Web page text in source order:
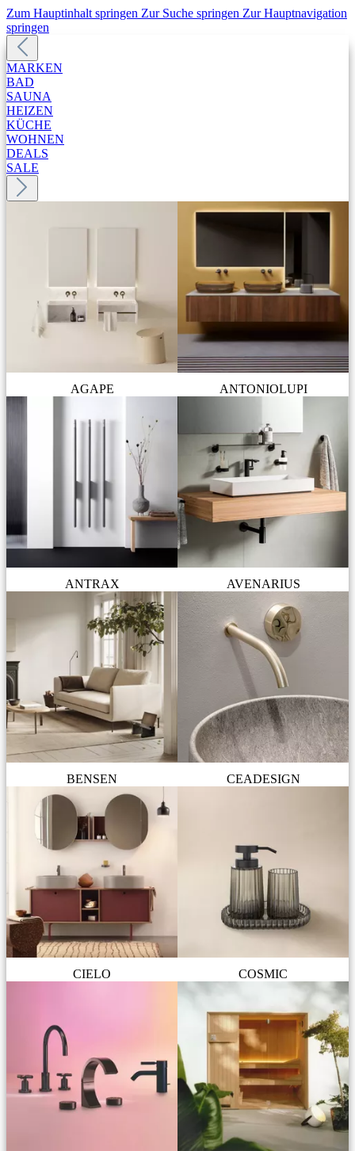
Zum Hauptinhalt springen Zur Suche springen Zur Hauptnavigation
springen
MARKEN
BAD
SAUNA
HEIZEN
KÜCHE
WOHNEN
DEALS
SALE
AGAPE ANTONIOLUPI
ANTRAX AVENARIUS
BENSEN CEADESIGN
CIELO COSMIC